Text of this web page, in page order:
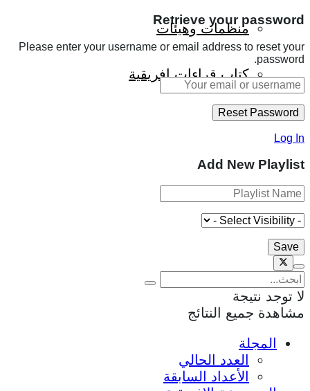
منظمات وهيئات
كتاب قراءات إفريقية
Retrieve your password
Please enter your username or email address to reset your
password.
Log In
Add New Playlist
لا توجد نتيجة
مشاهدة جميع النتائج
المجلة
العدد الحالي
الأعداد السابقة